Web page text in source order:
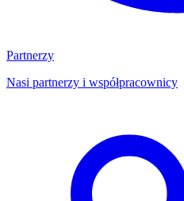
Partnerzy
Nasi partnerzy i współpracownicy